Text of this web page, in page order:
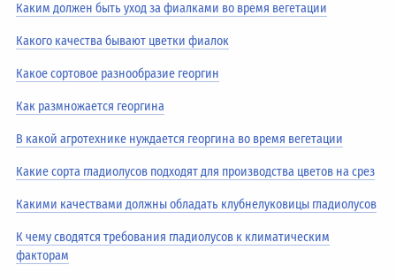
Каким должен быть уход за фиалками во время вегетации
Какого качества бывают цветки фиалок
Какое сортовое разнообразие георгин
Как размножается георгина
В какой агротехнике нуждается георгина во время вегетации
Какие сорта гладиолусов подходят для производства цветов на срез
Какими качествами должны обладать клубнелуковицы гладиолусов
К чему сводятся требования гладиолусов к климатическим
факторам